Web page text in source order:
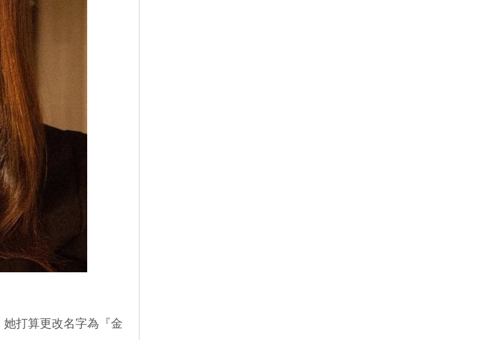
打算更改名字為『金